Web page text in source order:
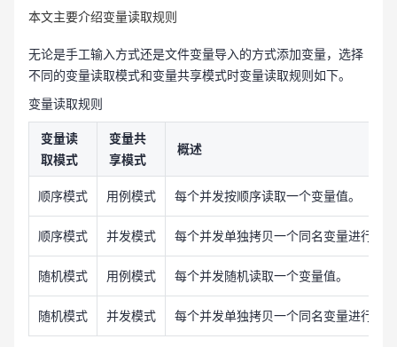
本文主要介绍变量读取规则
无论是手工输入方式还是文件变量导入的方式添加变量，选择
不同的变量读取模式和变量共享模式时变量读取规则如下。
变量读取规则
变量读
取模式
变量共
享模式
概述
顺序模式 用例模式 每个并发按顺序读取一个变量值。
顺序模式 并发模式 每个并发单独拷贝一个同名变量进行使
随机模式 用例模式 每个并发随机读取一个变量值。
随机模式 并发模式 每个并发单独拷贝一个同名变量进行使